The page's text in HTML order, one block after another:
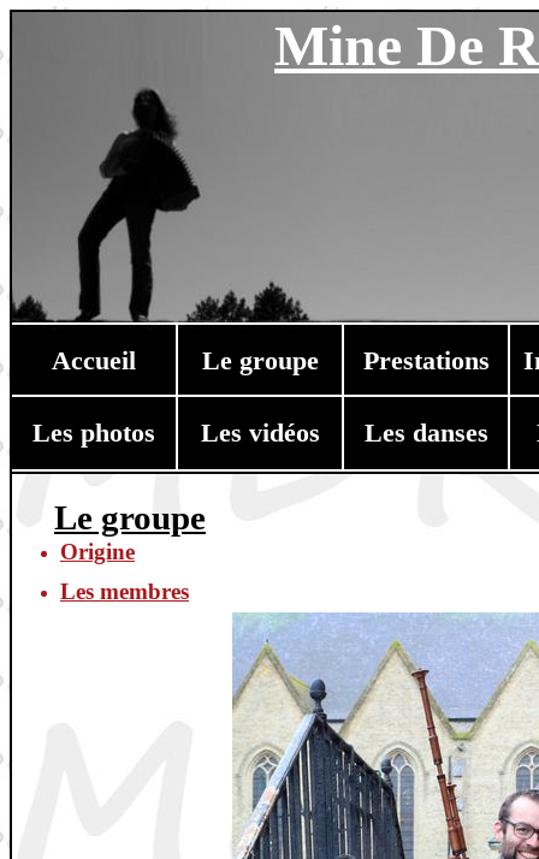
Mine De
Accueil Le groupe Prestations
Les photos Les vidéos Les danses
Le groupe
Origine
Les membres